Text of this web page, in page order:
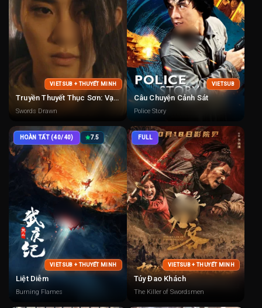
VIETSUB + THUYẾT MINH
Truyền Thuyết Thục Sơn: Vạn Kiếm Quy Tông
Swords Drawn
VIETSUB
Câu Chuyện Cảnh Sát
Police Story
HOÀN TẤT (40/40) 7.5
VIETSUB + THUYẾT MINH
Liệt Diễm
Burning Flames
FULL
VIETSUB + THUYẾT MINH
Túy Đao Khách
The Killer of Swordsmen